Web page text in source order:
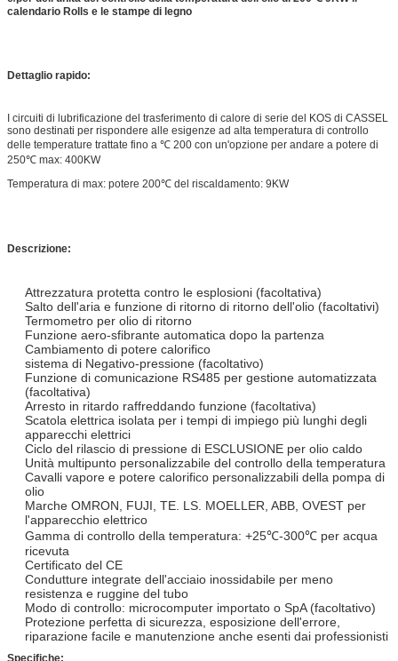
calendario Rolls e le stampe di legno
Dettaglio rapido:
I circuiti di lubrificazione del trasferimento di calore di serie del KOS di CASSEL
sono destinati per rispondere alle esigenze ad alta temperatura di controllo
delle temperature trattate fino a ℃ 200 con un'opzione per andare a potere di
250℃ max: 400KW
Temperatura di max: potere 200℃ del riscaldamento: 9KW
Descrizione:
Attrezzatura protetta contro le esplosioni (facoltativa)
Salto dell'aria e funzione di ritorno di ritorno dell'olio (facoltativi)
Termometro per olio di ritorno
Funzione aero-sfibrante automatica dopo la partenza
Cambiamento di potere calorifico
sistema di Negativo-pressione (facoltativo)
Funzione di comunicazione RS485 per gestione automatizzata
(facoltativa)
Arresto in ritardo raffreddando funzione (facoltativa)
Scatola elettrica isolata per i tempi di impiego più lunghi degli
apparecchi elettrici
Ciclo del rilascio di pressione di ESCLUSIONE per olio caldo
Unità multipunto personalizzabile del controllo della temperatura
Cavalli vapore e potere calorifico personalizzabili della pompa di
olio
Marche OMRON, FUJI, TE. LS. MOELLER, ABB, OVEST per
l'apparecchio elettrico
Gamma di controllo della temperatura: +25℃-300℃ per acqua
ricevuta
Certificato del CE
Condutture integrate dell'acciaio inossidabile per meno
resistenza e ruggine del tubo
Modo di controllo: microcomputer importato o SpA (facoltativo)
Protezione perfetta di sicurezza, esposizione dell'errore,
riparazione facile e manutenzione anche esenti dai professionisti
Specifiche: